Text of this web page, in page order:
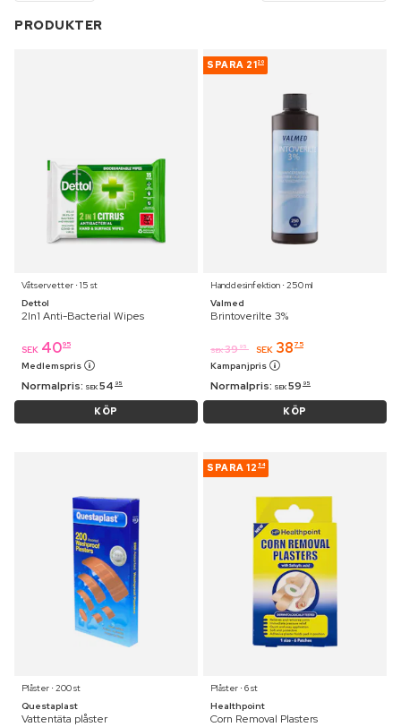
PRODUKTER
Våtservetter ⋅ 15 st
Dettol
2In1 Anti-Bacterial Wipes
SEK 4095
Medlemspris
Normalpris: SEK 54 95
KÖP
SPARA 2120
Handdesinfektion ⋅ 250 ml
Valmed
Brintoverilte 3%
SEK 39 95 SEK 38 75
Kampanjpris
Normalpris: SEK 59 95
KÖP
Plåster ⋅ 200 st
Questaplast
Vattentäta plåster
SPARA 12 54
Plåster ⋅ 6 st
Healthpoint
Corn Removal Plasters